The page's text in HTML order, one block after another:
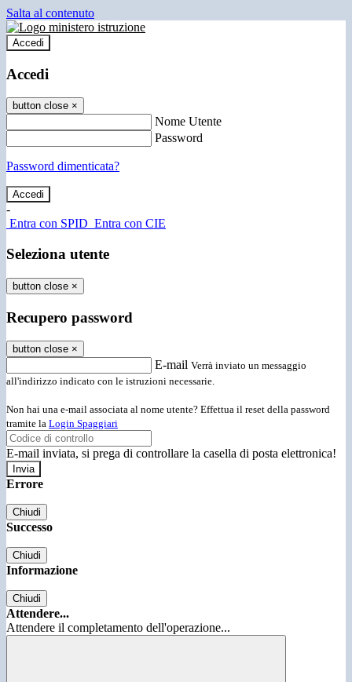
Salta al contenuto
Accedi
Accedi
button close ×
Nome Utente
Password
Password dimenticata?
-
Entra con SPID Entra con CIE
Seleziona utente
button close ×
Recupero password
button close ×
E-mail Verrà inviato un messaggio
all'indirizzo indicato con le istruzioni necessarie.
Non hai una e-mail associata al nome utente? Effettua il reset della password
tramite la Login Spaggiari
E-mail inviata, si prega di controllare la casella di posta elettronica!
Errore
Chiudi
Successo
Chiudi
Informazione
Chiudi
Attendere...
Attendere il completamento dell'operazione...